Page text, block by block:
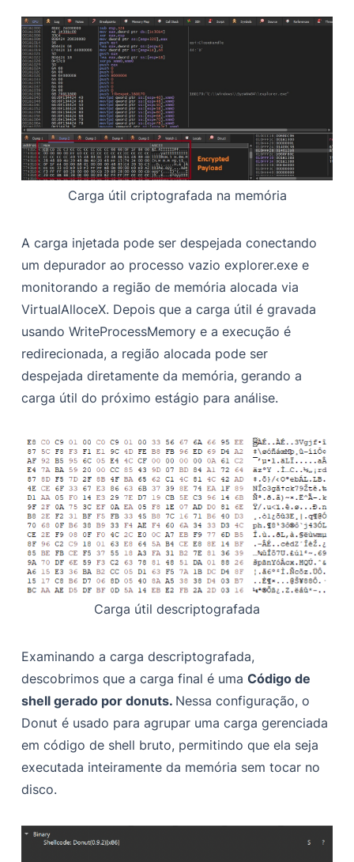
Carga útil criptografada na memória
A carga injetada pode ser despejada conectando
um depurador ao processo vazio explorer.exe e
monitorando a região de memória alocada via
VirtualAlloceX. Depois que a carga útil é gravada
usando WriteProcessMemory e a execução é
redirecionada, a região alocada pode ser
despejada diretamente da memória, gerando a
carga útil do próximo estágio para análise.
Carga útil descriptografada
Examinando a carga descriptografada,
descobrimos que a carga final é umaCódigo de
shell gerado por donuts. Nessa configuração, o
Donut é usado para agrupar uma carga gerenciada
em código de shell bruto, permitindo que ela seja
executada inteiramente da memória sem tocar no
disco.